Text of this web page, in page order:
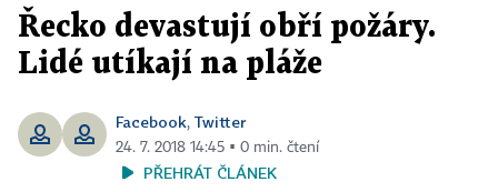
Řecko devastují obří požáry.
Lidé utíkají na pláže
Facebook, Twitter
24. 7. 2018 14:45 ▪ 0 min. čtení
PŘEHRÁT ČLÁNEK